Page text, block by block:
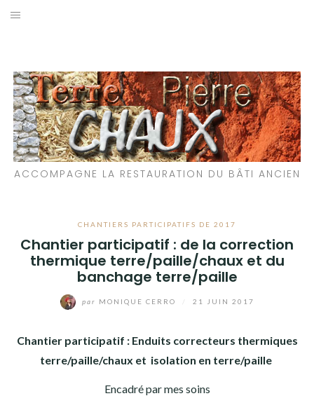
Aller
ACCOMPAGNE LA RESTAURATION DU BÂTI ANCIEN
CHANTIERS PARTICIPATIFS DE 2017
Chantier participatif : de la correction
thermique terre/paille/chaux et du
banchage terre/paille
par MONIQUE CERRO 21 JUIN 2017
Chantier participatif : Enduits correcteurs thermiques
terre/paille/chaux et isolation en terre/paille
Encadré par mes soins
PARTICIPATIFS
CHANTIERS RÉALISÉS
QUE PROPOSONS-NOUS ?